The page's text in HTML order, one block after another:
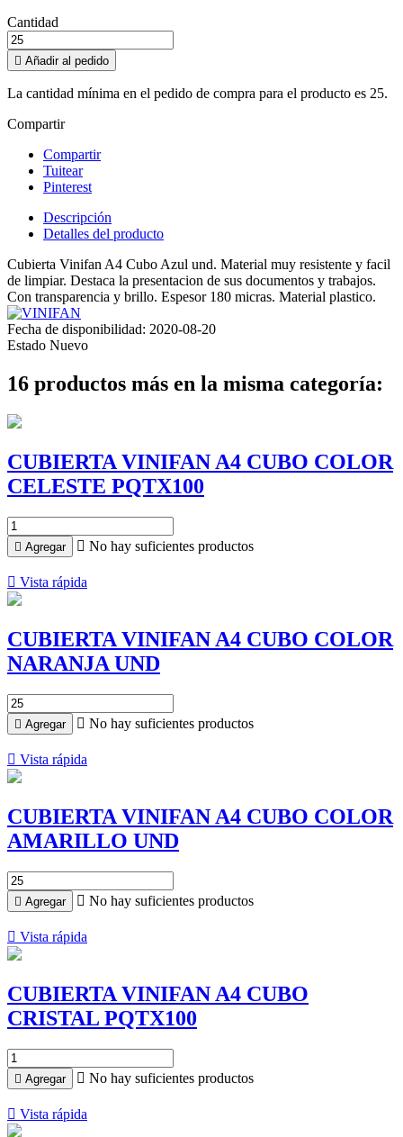
Cantidad
 Añadir al pedido
La cantidad mínima en el pedido de compra para el producto es 25.
Compartir
Compartir
Tuitear
Pinterest
Descripción
Detalles del producto
Cubierta Vinifan A4 Cubo Azul und. Material muy resistente y facil
de limpiar. Destaca la presentacion de sus documentos y trabajos.
Con transparencia y brillo. Espesor 180 micras. Material plastico.
Fecha de disponibilidad: 2020-08-20
Estado Nuevo
16 productos más en la misma categoría:
CUBIERTA VINIFAN A4 CUBO COLOR
CELESTE PQTX100
 Agregar  No hay suficientes productos
 Vista rápida
CUBIERTA VINIFAN A4 CUBO COLOR
NARANJA UND
 Agregar  No hay suficientes productos
 Vista rápida
CUBIERTA VINIFAN A4 CUBO COLOR
AMARILLO UND
 Agregar  No hay suficientes productos
 Vista rápida
CUBIERTA VINIFAN A4 CUBO
CRISTAL PQTX100
 Agregar  No hay suficientes productos
 Vista rápida